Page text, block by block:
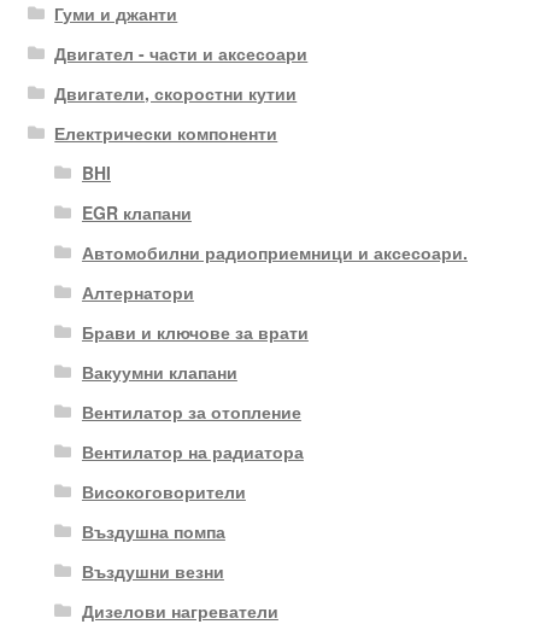
Гуми и джанти
Двигател - части и аксесоари
Двигатели, скоростни кутии
Електрически компоненти
BHI
EGR клапани
Автомобилни радиоприемници и аксесоари.
Алтернатори
Брави и ключове за врати
Вакуумни клапани
Вентилатор за отопление
Вентилатор на радиатора
Високоговорители
Въздушна помпа
Въздушни везни
Дизелови нагреватели